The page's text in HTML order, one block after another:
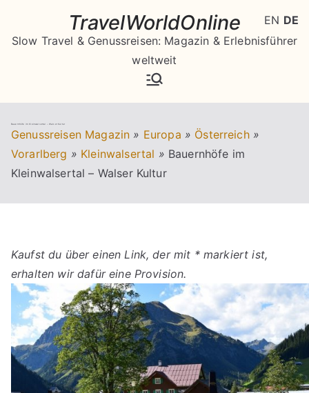
springen
TravelWorldOnline
Slow Travel & Genussreisen: Magazin & Erlebnisführer
weltweit
Bauernhöfe im Kleinwalsertal – Walser Kultur
Genussreisen Magazin » Europa » Österreich »
Vorarlberg » Kleinwalsertal » Bauernhöfe im
Kleinwalsertal – Walser Kultur
Kaufst du über einen Link, der mit * markiert ist,
erhalten wir dafür eine Provision.
EN DE